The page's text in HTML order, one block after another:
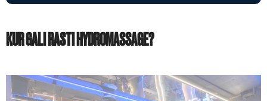
KUR GALI RASTI HYDROMASSAGE?